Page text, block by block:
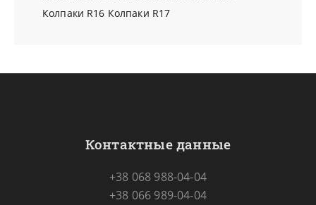
Колпаки R16 Колпаки R17
Контактные данные
+38 068 988-04-04
+38 066 989-04-04